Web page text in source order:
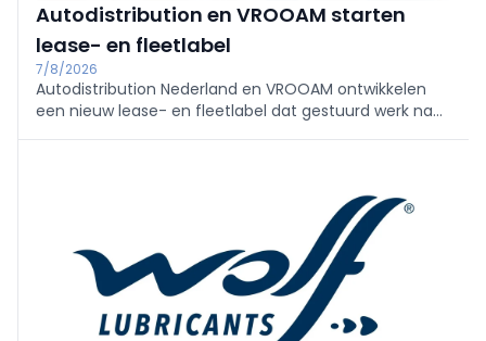
Autodistribution en VROOAM starten
lease- en fleetlabel
7/8/2026
Autodistribution Nederland en VROOAM ontwikkelen
een nieuw lease- en fleetlabel dat gestuurd werk naar